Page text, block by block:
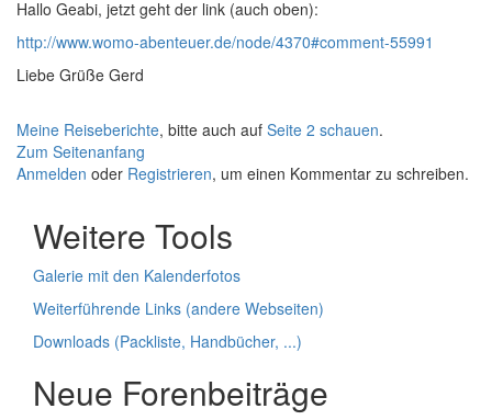
Hallo Geabi, jetzt geht der link (auch oben):
http://www.womo-abenteuer.de/node/4370#comment-55991
Liebe Grüße Gerd
Meine Reiseberichte, bitte auch auf Seite 2 schauen.
Zum Seitenanfang
Anmelden oder Registrieren, um einen Kommentar zu schreiben.
Weitere Tools
Galerie mit den Kalenderfotos
Weiterführende Links (andere Webseiten)
Downloads (Packliste, Handbücher, ...)
Neue Forenbeiträge